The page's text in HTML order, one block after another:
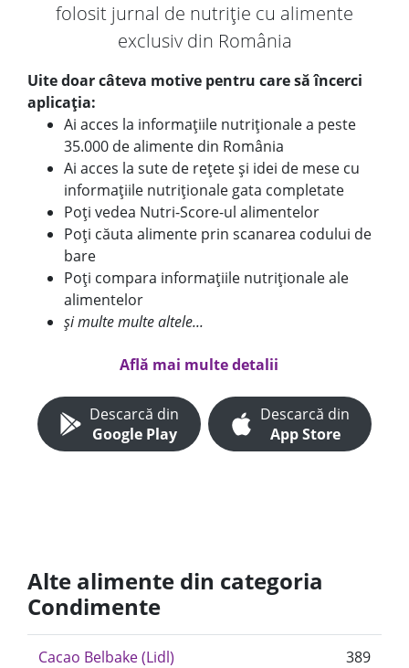
folosit jurnal de nutriție cu alimente
exclusiv din România
Uite doar câteva motive pentru care să încerci
aplicația:
Ai acces la informațiile nutriționale a peste
35.000 de alimente din România
Ai acces la sute de rețete și idei de mese cu
informațiile nutriționale gata completate
Poți vedea Nutri-Score-ul alimentelor
Poți căuta alimente prin scanarea codului de
bare
Poți compara informațiile nutriționale ale
alimentelor
și multe multe altele...
Află mai multe detalii
Descarcă din
Google Play
Descarcă din
App Store
Alte alimente din categoria
Condimente
Cacao Belbake (Lidl)
389